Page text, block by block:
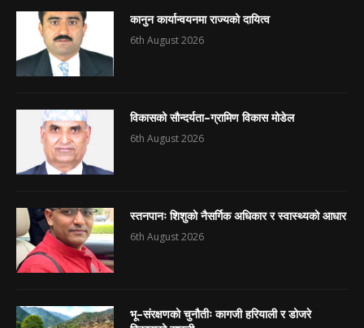
कानुन कार्यान्वयनमा राज्यको दायित्व
6th August 2026
विकासको सौन्दर्यता–ग्रामिण विकास मोडेल
6th August 2026
स्तनपानः शिशुको नैसर्गिक अधिकार र स्वास्थ्यको आधार
6th August 2026
भू–संरक्षणको चुनौतीः कागजी हरियाली र डोजरे